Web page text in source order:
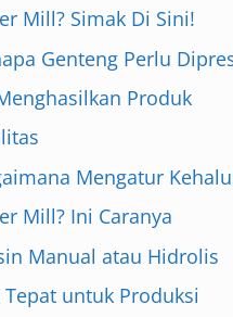
Mill? Simak Di Sini!
Genteng Perlu
Produk
Mengatur
Mill? Ini Caranya
Manual atau Hidrolis
untuk Produksi